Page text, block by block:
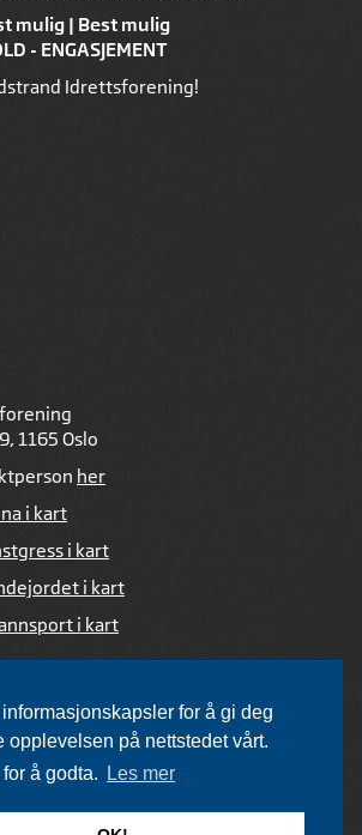
for å gi deg
opplevelsen på nettstedet vårt.
å godta.
Les mer
mulig | Best mulig
- ENGASJEMENT
Idrettsforening!
1165 Oslo
her
i kart
i kart
i kart
i kart